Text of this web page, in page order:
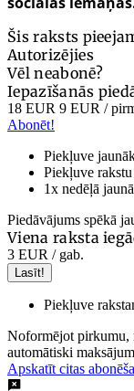
Šis raksts
Autorizējies
Vēl neabonē?
Iepazīšanās
18 EUR 9 EUR /
Abonēt!
Piekļuve
Piekļuve
1x nedēļā
Piedāvājums spēkā
Viena raksta
3 EUR / gab.
Lasīt!
Piekļuve
Noformējot pirkumu,
automātiski
Apskatīt citas